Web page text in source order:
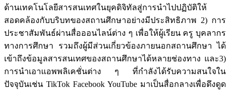
ด้านเทคโนโลยีสารสนเทศในยุคดิจิทัลสู่การนำไปปฏิบัติให้
สอดคล้องกับบริบทของสถานศึกษาอย่างมีประสิทธิภาพ 2) การ
ประชาสัมพันธ์ผ่านสื่อออนไลน์ต่าง ๆ เพื่อให้ผู้เรียน ครู บุคลากร
ทางการศึกษา รวมถึงผู้มีส่วนเกี่ยวข้องภายนอกสถานศึกษา ได้
เข้าถึงข้อมูลสารสนเทศของสถานศึกษาได้หลายช่องทาง และ3)
การนำเอาแอพพลิเคชั่นต่าง ๆ ที่กำลังได้รับความสนใจใน
ปัจจุบันเช่น TikTok Facebook YouTube มาเป็นสื่อกลางเพื่อดึงดูด